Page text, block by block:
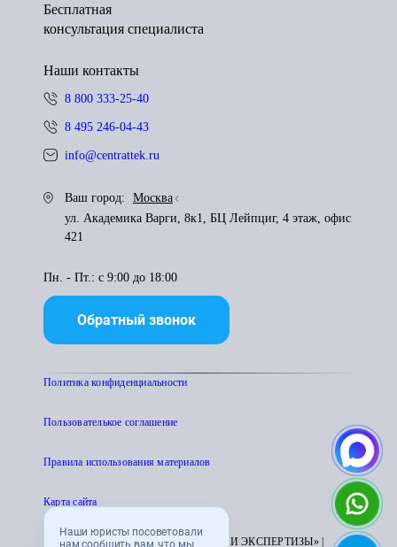
Наши юристы посоветовали
нам сообщить вам, что мы
Бесплатная
консультация специалиста
Наши контакты
8 800 333-25-40
8 495 246-04-43
info@centrattek.ru
Ваш город:
Москва
ул. Академика Варги, 8к1, БЦ Лейпциг, 4 этаж, офис
421
Пн. - Пт.: с 9:00 до 18:00
Обратный звонок
Политика конфиденциальности
Пользователькое соглашение
Правила использования материалов
Карта сайта
© 1995 - 2026 «ЦЕНТР АТТЕСТАЦИИ И ЭКСПЕРТИЗЫ» |